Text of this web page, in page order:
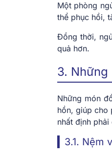
Một phòng
thể phục hồi,
Đồng thời,
quả hơn.
3.
Những món
hồn, giúp cho
nhất định
3.1. Nệm